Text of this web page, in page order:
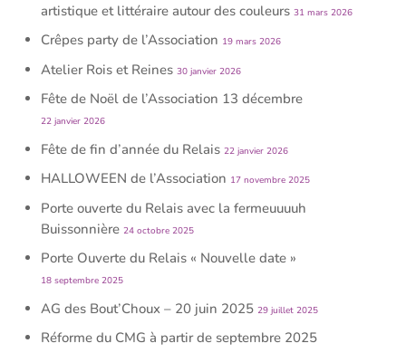
artistique et littéraire autour des couleurs 31 mars 2026
Crêpes party de l’Association 19 mars 2026
Atelier Rois et Reines 30 janvier 2026
Fête de Noël de l’Association 13 décembre
22 janvier 2026
Fête de fin d’année du Relais 22 janvier 2026
HALLOWEEN de l’Association 17 novembre 2025
Porte ouverte du Relais avec la fermeuuuuh
Buissonnière 24 octobre 2025
Porte Ouverte du Relais « Nouvelle date »
18 septembre 2025
AG des Bout’Choux – 20 juin 2025 29 juillet 2025
Réforme du CMG à partir de septembre 2025